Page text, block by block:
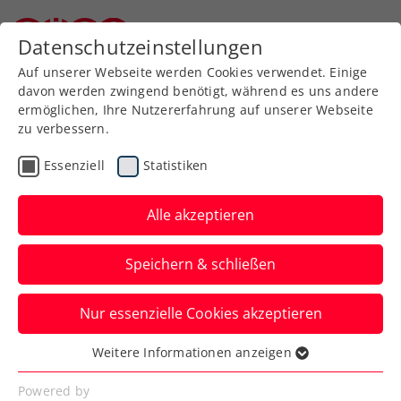
Zurück zur Newsübersicht
ATP
French Open: Ofner
sicher weiter, Misolic
gewinnt Marathonmatch
Damit stehen so wie im Vorjahr beide
ÖTV-Herren beim Grand-Slam-Turnier in
Paris in Runde zwei.
Verfasst von: Manuel Wachta, 26.05.2025
Datenschutzeinstellungen
Auf unserer Webseite werden Cookies verwendet. Einige
davon werden zwingend benötigt, während es uns andere
ermöglichen, Ihre Nutzererfahrung auf unserer Webseite
zu verbessern.
Essenziell Statistiken
Alle akzeptieren
Speichern & schließen
Nur essenzielle Cookies akzeptieren
Essenziell
Essenzielle Cookies werden für grundlegende
Weitere Informationen anzeigen
Powered by